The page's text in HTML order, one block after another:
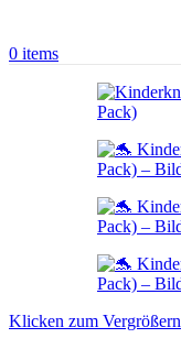
0 items
Klicken zum Vergrößern